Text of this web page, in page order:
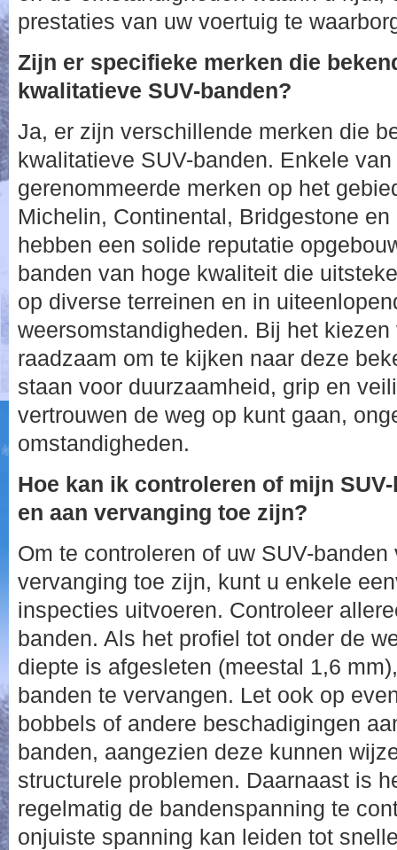
prestaties van uw voertuig te
Zijn er specifieke merken die
kwalitatieve SUV-banden?
Ja, er zijn verschillende merken die
kwalitatieve SUV-banden. Enkele
gerenommeerde merken op het
Michelin, Continental, Bridgestone
hebben een solide reputatie
banden van hoge kwaliteit die
op diverse terreinen en in
weersomstandigheden. Bij het
raadzaam om te kijken naar deze
staan voor duurzaamheid, grip en
vertrouwen de weg op kunt gaan,
omstandigheden.
Hoe kan ik controleren of mijn
en aan vervanging toe zijn?
Om te controleren of uw SUV-
vervanging toe zijn, kunt u enkele
inspecties uitvoeren. Controleer
banden. Als het profiel tot onder de
diepte is afgesleten (meestal 1,6
banden te vervangen. Let ook op
bobbels of andere beschadigingen
banden, aangezien deze kunnen
structurele problemen. Daarnaast is
regelmatig de bandenspanning te
onjuiste spanning kan leiden tot